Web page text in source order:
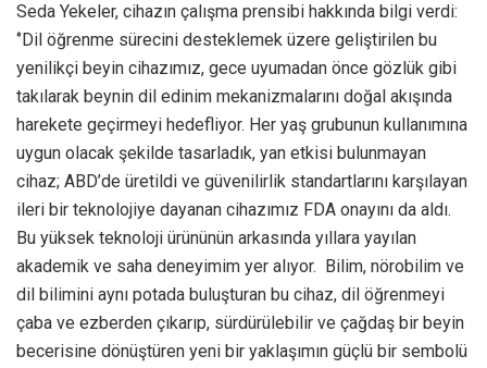
Seda Yekeler, cihazın çalışma prensibi hakkında bilgi verdi:
‘’Dil öğrenme sürecini desteklemek üzere geliştirilen bu
yenilikçi beyin cihazımız, gece uyumadan önce gözlük gibi
takılarak beynin dil edinim mekanizmalarını doğal akışında
harekete geçirmeyi hedefliyor. Her yaş grubunun kullanımına
uygun olacak şekilde tasarladık, yan etkisi bulunmayan
cihaz; ABD’de üretildi ve güvenilirlik standartlarını karşılayan
ileri bir teknolojiye dayanan cihazımız FDA onayını da aldı.
Bu yüksek teknoloji ürününün arkasında yıllara yayılan
akademik ve saha deneyimim yer alıyor. Bilim, nörobilim ve
dil bilimini aynı potada buluşturan bu cihaz, dil öğrenmeyi
çaba ve ezberden çıkarıp, sürdürülebilir ve çağdaş bir beyin
becerisine dönüştüren yeni bir yaklaşımın güçlü bir sembolü